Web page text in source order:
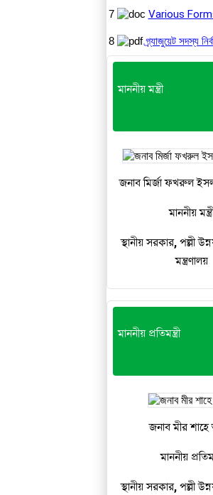
7 Various
8 গ্র্যাজুয়েট সদস্য
মাননীয় মন্ত্রী
জনাব মির্জা ফখরুল
মাননীয়
স্থানীয় সরকার, পল্লী
মন্ত্রণালয়
মাননীয় প্রতিমন্ত্রী
জনাব মীর
মাননীয়
স্থানীয় সরকার, পল্লী